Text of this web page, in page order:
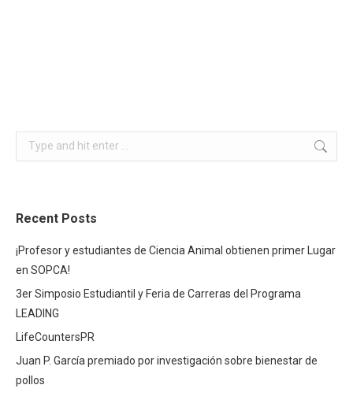
Search:
Recent Posts
¡Profesor y estudiantes de Ciencia Animal obtienen primer Lugar
en SOPCA!
3er Simposio Estudiantil y Feria de Carreras del Programa
LEADING
LifeCountersPR
Juan P. García premiado por investigación sobre bienestar de
pollos